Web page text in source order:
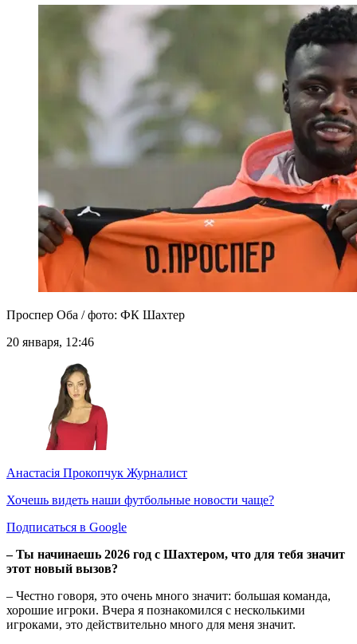
Проспер Оба / фото: ФК Шахтер
20 января, 12:46
Анастасія Прокопчук Журналист
Хочешь видеть наши футбольные новости чаще?
Подписаться в Google
– Ты начинаешь 2026 год с Шахтером, что для тебя значит
этот новый вызов?
– Честно говоря, это очень много значит: большая команда,
хорошие игроки. Вчера я познакомился с несколькими
игроками, это действительно много для меня значит.